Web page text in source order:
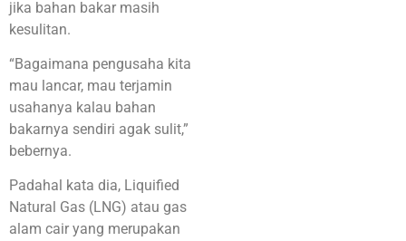
jika bahan bakar masih
kesulitan.
“Bagaimana pengusaha kita
mau lancar, mau terjamin
usahanya kalau bahan
bakarnya sendiri agak sulit,”
bebernya.
Padahal kata dia, Liquified
Natural Gas (LNG) atau gas
alam cair yang merupakan